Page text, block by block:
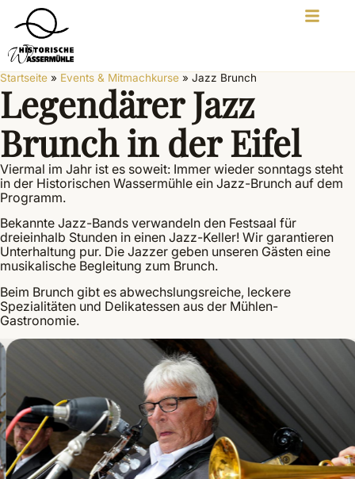
Startseite » Events & Mitmachkurse » Jazz Brunch
Legendärer Jazz
Brunch in der Eifel
Viermal im Jahr ist es soweit: Immer wieder sonntags steht
in der Historischen Wassermühle ein Jazz-Brunch auf dem
Programm.
Bekannte Jazz-Bands verwandeln den Festsaal für
dreieinhalb Stunden in einen Jazz-Keller! Wir garantieren
Unterhaltung pur. Die Jazzer geben unseren Gästen eine
musikalische Begleitung zum Brunch.
Beim Brunch gibt es abwechslungsreiche, leckere
Spezialitäten und Delikatessen aus der Mühlen-
Gastronomie.